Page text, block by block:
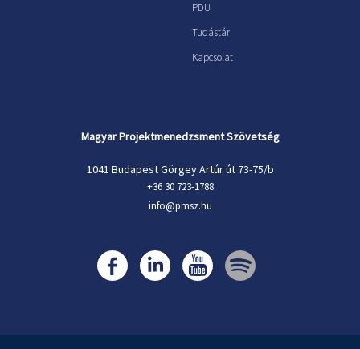
PDU
Tudástár
Kapcsolat
Magyar Projektmenedzsment Szövetség
1041 Budapest Görgey Artúr út 73-75/b
+36 30 723-1788
info@pmsz.hu